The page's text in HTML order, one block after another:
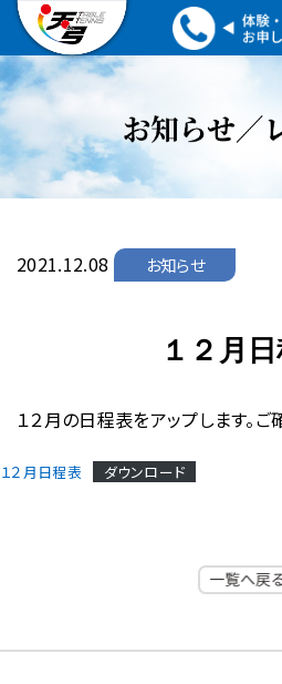
2021.12.08 お知らせ
１２月
１２月の日程表をアップします。ご
１２月日程表 ダウンロード